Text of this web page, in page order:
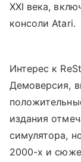
XXI века,
консоли Atari.
Интерес к
Демоверсия,
издания
симулятора,
2000-х и